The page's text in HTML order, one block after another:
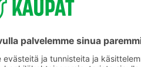
grillijuustot ja muut